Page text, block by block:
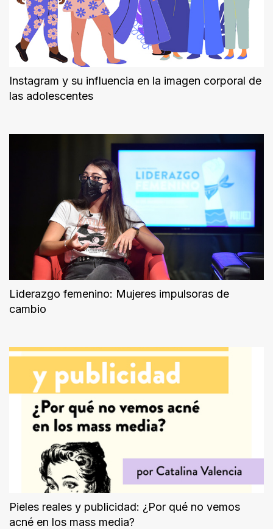
Instagram y su influencia en la imagen corporal de
las adolescentes
Liderazgo femenino: Mujeres impulsoras de
cambio
Pieles reales y publicidad: ¿Por qué no vemos
acné en los mass media?